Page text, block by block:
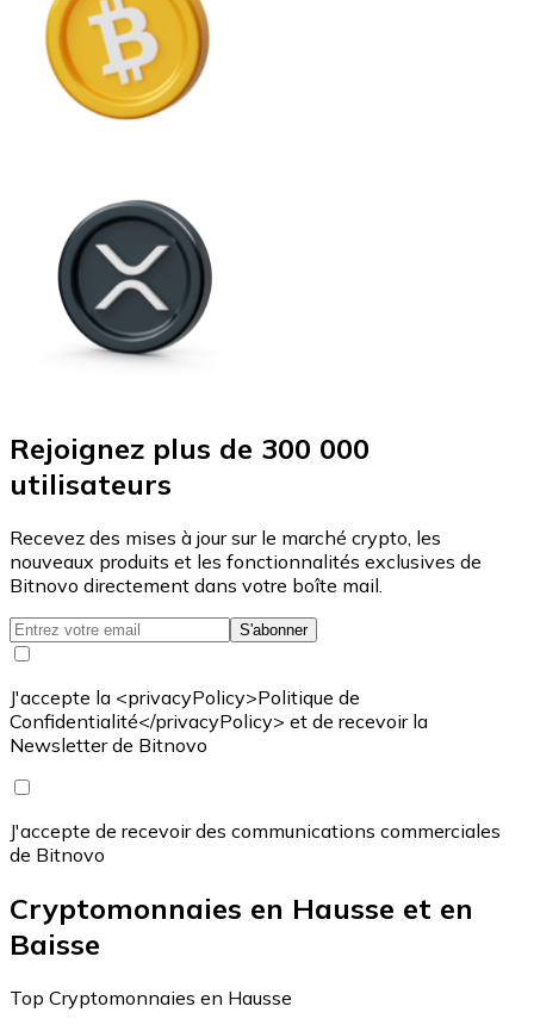
Rejoignez plus de 300 000
utilisateurs
Recevez des mises à jour sur le marché crypto, les
nouveaux produits et les fonctionnalités exclusives de
Bitnovo directement dans votre boîte mail.
S'abonner
J'accepte la <privacyPolicy>Politique de
Confidentialité</privacyPolicy> et de recevoir la
Newsletter de Bitnovo
J'accepte de recevoir des communications commerciales
de Bitnovo
Cryptomonnaies en Hausse et en
Baisse
Top Cryptomonnaies en Hausse